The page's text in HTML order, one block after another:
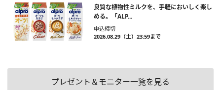
良質な植物性ミルクを、手軽においしく楽し
める。「ALP...
申込締切
2026.08.29（土）23:59まで
プレゼント＆モニター一覧を見る